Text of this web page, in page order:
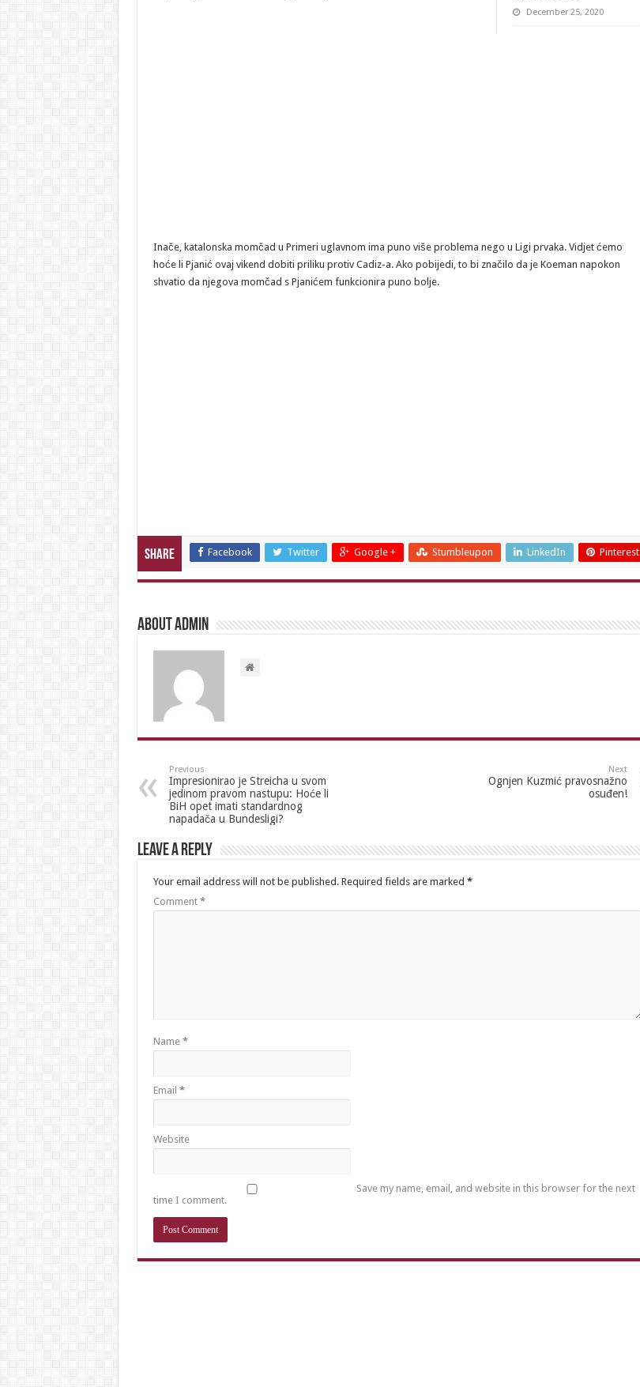
December 25, 2020
Inače, katalonska momčad u Primeri uglavnom ima puno više problema nego u Ligi prvaka. Vidjet ćemo
hoće li Pjanić ovaj vikend dobiti priliku protiv Cadiz-a. Ako pobijedi, to bi značilo da je Koeman napokon
shvatio da njegova momčad s Pjanićem funkcionira puno bolje.
Share Facebook Twitter Google + Stumbleupon LinkedIn Pinterest
About admin
Previous
Impresionirao je Streicha u svom
jedinom pravom nastupu: Hoće li
BiH opet imati standardnog
napadača u Bundesligi?
Next
Ognjen Kuzmić pravosnažno
osuđen!
Leave a Reply
Your email address will not be published. Required fields are marked *
Comment *
Name *
Email *
Website
Save my name, email, and website in this browser for the next
time I comment.